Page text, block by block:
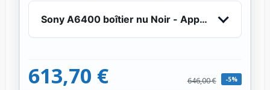
Sony A6400 boîtier nu Noir - Appareil Photo
613,70 € 646,00 € -5%